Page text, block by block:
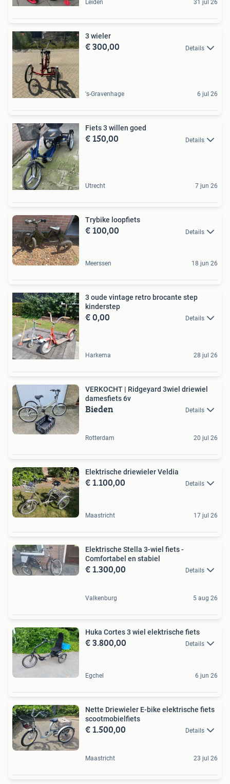
Leiden 31 jul 26
3 wieler
€ 300,00 Details
's-Gravenhage 6 jul 26
Fiets 3 willen goed
€ 150,00 Details
Utrecht 7 jun 26
Trybike loopfiets
€ 100,00 Details
Meerssen 18 jun 26
3 oude vintage retro brocante step
kinderstep
€ 0,00 Details
Harkema 28 jul 26
VERKOCHT | Ridgeyard 3wiel driewiel
damesfiets 6v
Bieden Details
Rotterdam 20 jul 26
Elektrische driewieler Veldia
€ 1.100,00 Details
Maastricht 17 jul 26
Elektrische Stella 3-wiel fiets -
Comfortabel en stabiel
€ 1.300,00 Details
Valkenburg 5 aug 26
Huka Cortes 3 wiel elektrische fiets
€ 3.800,00 Details
Egchel 6 jun 26
Nette Driewieler E-bike elektrische fiets
scootmobielfiets
€ 1.500,00 Details
Maastricht 23 jul 26